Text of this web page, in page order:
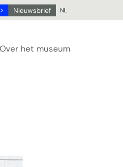
Nieuwsbrief NL
EN
Over het museum